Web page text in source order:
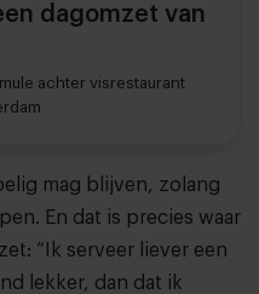
dagomzet van
achter visrestaurant
mag blijven, zolang
En dat is precies waar
“Ik serveer liever een
lekker, dan dat ik